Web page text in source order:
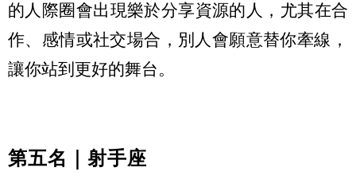
的人際圈會出現樂於分享資源的人，尤其在合
作、 感情或社交場合，別人會願意替你牽線，
讓你站到更好的舞台。
第五名｜射手座